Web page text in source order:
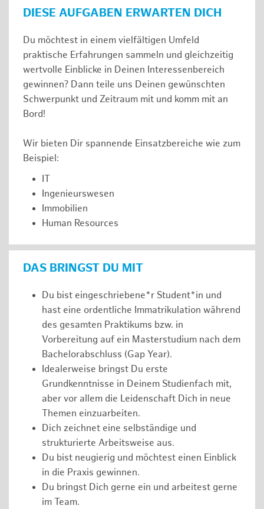
DIESE AUFGABEN ERWARTEN DICH
Du möchtest in einem vielfältigen Umfeld
praktische Erfahrungen sammeln und gleichzeitig
wertvolle Einblicke in Deinen Interessenbereich
gewinnen? Dann teile uns Deinen gewünschten
Schwerpunkt und Zeitraum mit und komm mit an
Bord!
Wir bieten Dir spannende Einsatzbereiche wie zum
Beispiel:
IT
Ingenieurswesen
Immobilien
Human Resources
DAS BRINGST DU MIT
Du bist eingeschriebene*r Student*in und
hast eine ordentliche Immatrikulation während
des gesamten Praktikums bzw. in
Vorbereitung auf ein Masterstudium nach dem
Bachelorabschluss (Gap Year).
Idealerweise bringst Du erste
Grundkenntnisse in Deinem Studienfach mit,
aber vor allem die Leidenschaft Dich in neue
Themen einzuarbeiten.
Dich zeichnet eine selbständige und
strukturierte Arbeitsweise aus.
Du bist neugierig und möchtest einen Einblick
in die Praxis gewinnen.
Du bringst Dich gerne ein und arbeitest gerne
im Team.